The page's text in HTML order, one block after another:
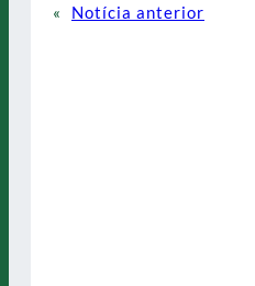
«
Notícia anterior